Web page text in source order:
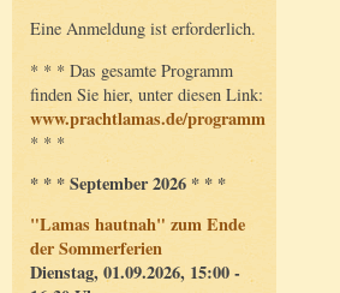
Eine Anmeldung ist erforderlich.
* * * Das gesamte Programm
finden Sie hier, unter diesen Link:
www.prachtlamas.de/programm
* * *
* * * September 2026 * * *
"Lamas hautnah" zum Ende
der Sommerferien
Dienstag, 01.09.2026, 15:00 -